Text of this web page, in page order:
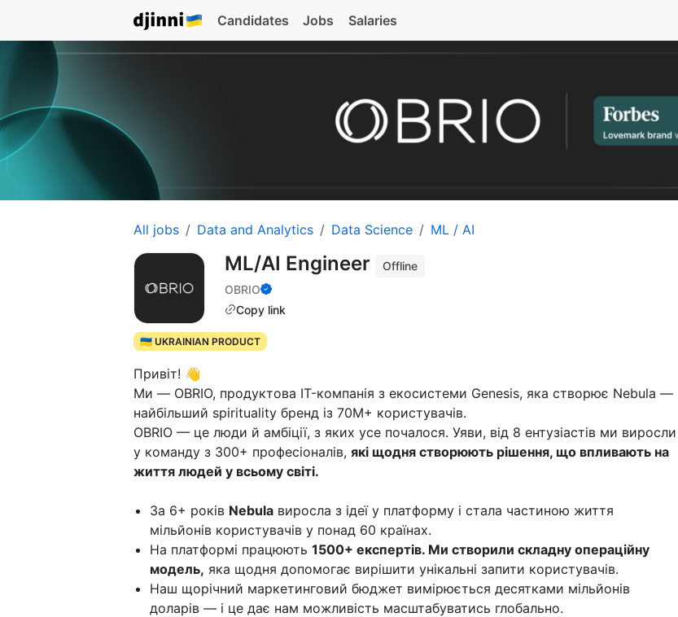
Candidates Jobs Salaries
All jobs Data and Analytics Data Science ML / AI
ML/AI Engineer
Offline
OBRIO
Copy link
🇺🇦 UKRAINIAN PRODUCT
Привіт! 👋
Ми — OBRIO, продуктова IT-компанія з екосистеми Genesis, яка створює Nebula —
найбільший spirituality бренд із 70M+ користувачів.
OBRIO — це люди й амбіції, з яких усе почалося. Уяви, від 8 ентузіастів ми виросли
у команду з 300+ професіоналів, які щодня створюють рішення, що впливають на
життя людей у всьому світі.
За 6+ років Nebula виросла з ідеї у платформу і стала частиною життя
мільйонів користувачів у понад 60 країнах.
На платформі працюють 1500+ експертів. Ми створили складну операційну
модель, яка щодня допомогає вирішити унікальні запити користувачів.
Наш щорічний маркетинговий бюджет вимірюється десятками мільйонів
доларів — і це дає нам можливість масштабуватись глобально.